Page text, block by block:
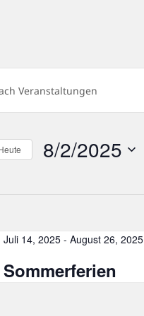
8/2/2025
wählen.
Juli 14, 2025- August 26, 2025
Sommerferien